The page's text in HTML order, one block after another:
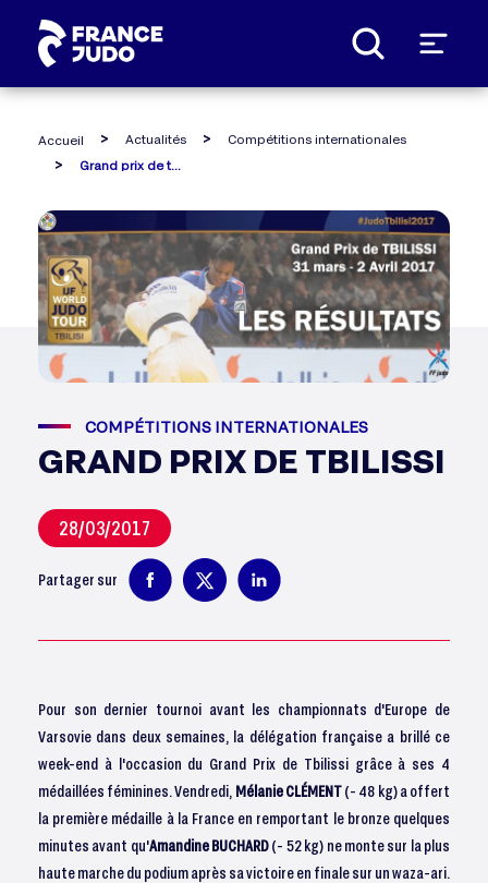
Accueil Actualités
Compétitions internationales
COMPÉTITIONS INTERNATIONALES
GRAND PRIX DE TBILISSI
28/03/2017
Partager sur
Pour son dernier tournoi avant les championnats d'Europe de
Varsovie dans deux semaines, la délégation française a brillé ce
week-end à l'occasion du Grand Prix de Tbilissi grâce à ses 4
médaillées féminines. Vendredi, Mélanie CLÉMENT(- 48 kg) a offert
la première médaille à la France en remportant le bronze quelques
minutes avant qu'AmandineBUCHARD(- 52 kg) ne monte sur la plus
haute marche du podium après sa victoire en finale sur un waza-ari.